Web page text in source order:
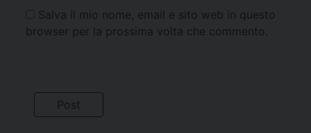
Salva il mio nome, email e sito web in questo
browser per la prossima volta che commento.